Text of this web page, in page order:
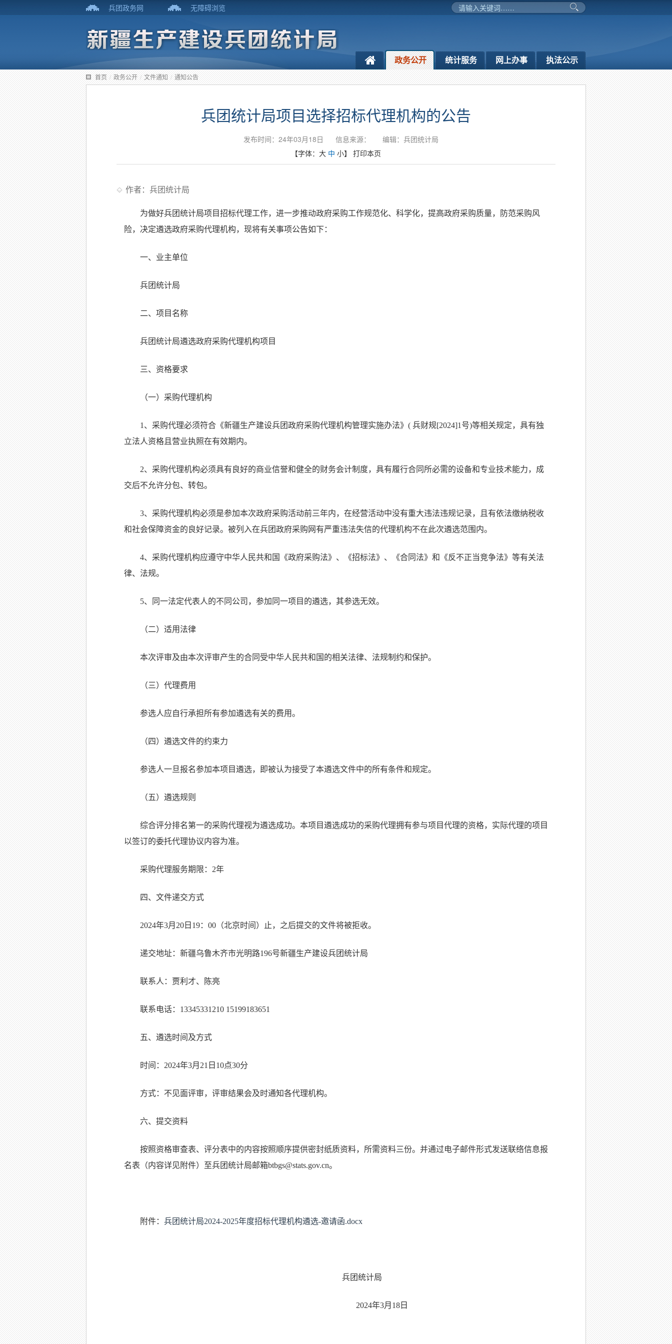
兵团政务网 无障碍浏览
政务公开 统计服务 网上办事 执法公示
首页 / 政务公开 / 文件通知 / 通知公告
兵团统计局项目选择招标代理机构的公告
发布时间：24年03月18日 信息来源：
编辑：兵团统计局
【字体： 大 中 小】 打印本页
作者：兵团统计局
为做好兵团统计局项目招标代理工作，进一步推动政府采购工作规范化、科学化，提高政府采购质量，防范采购风
险，决定遴选政府采购代理机构，现将有关事项公告如下：
一、业主单位
兵团统计局
二、项目名称
兵团统计局遴选政府采购代理机构项目
三、资格要求
（一）采购代理机构
1、采购代理必须符合《新疆生产建设兵团政府采购代理机构管理实施办法》( 兵财规[2024]1号)等相关规定，具有独
立法人资格且营业执照在有效期内。
2、采购代理机构必须具有良好的商业信誉和健全的财务会计制度，具有履行合同所必需的设备和专业技术能力，成
交后不允许分包、转包。
3、采购代理机构必须是参加本次政府采购活动前三年内，在经营活动中没有重大违法违规记录，且有依法缴纳税收
和社会保障资金的良好记录。被列入在兵团政府采购网有严重违法失信的代理机构不在此次遴选范围内。
4、采购代理机构应遵守中华人民共和国《政府采购法》、《招标法》、《合同法》和《反不正当竞争法》等有关法
律、法规。
5、同一法定代表人的不同公司，参加同一项目的遴选，其参选无效。
（二）适用法律
本次评审及由本次评审产生的合同受中华人民共和国的相关法律、法规制约和保护。
（三）代理费用
参选人应自行承担所有参加遴选有关的费用。
（四）遴选文件的约束力
参选人一旦报名参加本项目遴选，即被认为接受了本遴选文件中的所有条件和规定。
（五）遴选规则
综合评分排名第一的采购代理视为遴选成功。本项目遴选成功的采购代理拥有参与项目代理的资格，实际代理的项目
以签订的委托代理协议内容为准。
采购代理服务期限：2年
四、文件递交方式
2024年3月20日19：00（北京时间）止，之后提交的文件将被拒收。
递交地址：新疆乌鲁木齐市光明路196号新疆生产建设兵团统计局
联系人：贾利才、陈亮
联系电话：13345331210 15199183651
五、遴选时间及方式
时间：2024年3月21日10点30分
方式：不见面评审，评审结果会及时通知各代理机构。
六、提交资料
按照资格审查表、评分表中的内容按照顺序提供密封纸质资料，所需资料三份。并通过电子邮件形式发送联络信息报
名表（内容详见附件）至兵团统计局邮箱btbgs@stats.gov.cn。
附件： 兵团统计局2024-2025年度招标代理机构遴选-邀请函.docx
兵团统计局
2024年3月18日